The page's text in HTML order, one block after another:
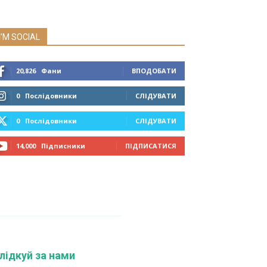
I'M SOCIAL
20,826 Фани ВПОДОБАТИ
0 Послідовники СЛІДУВАТИ
0 Послідовники СЛІДУВАТИ
14,000 Підписники ПІДПИСАТИСЯ
за нами